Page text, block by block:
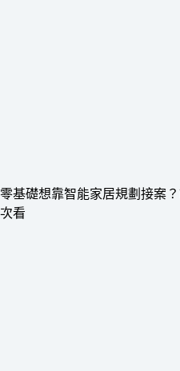
零基礎想靠智能家居規劃接案
次看